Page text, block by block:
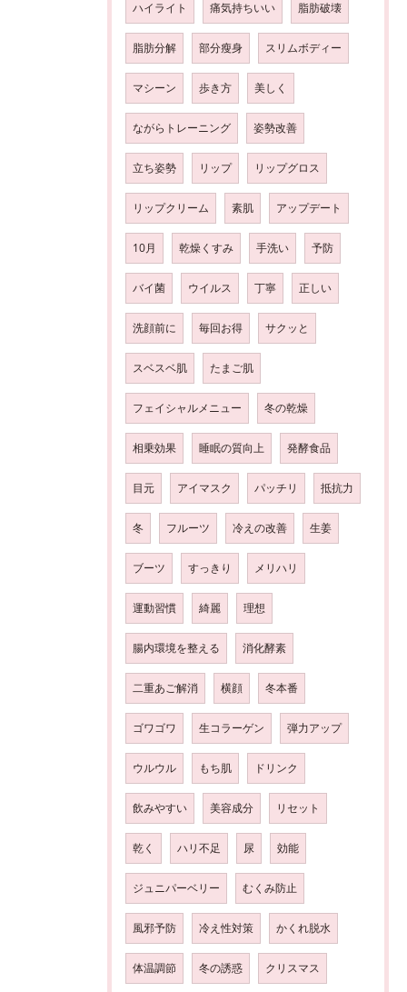
ハイライト 痛気持ちいい 脂肪破壊
脂肪分解 部分瘦身 スリムボディー
マシーン 歩き方 美しく
ながらトレーニング 姿勢改善
立ち姿勢 リップ リップグロス
リップクリーム 素肌 アップデート
10月 乾燥くすみ 手洗い 予防
バイ菌 ウイルス 丁寧 正しい
洗顔前に 毎回お得 サクッと
スベスベ肌 たまご肌
フェイシャルメニュー 冬の乾燥
相乗効果 睡眠の質向上 発酵食品
目元 アイマスク パッチリ 抵抗力
冬 フルーツ 冷えの改善 生姜
ブーツ すっきり メリハリ
運動習慣 綺麗 理想
腸内環境を整える 消化酵素
二重あご解消 横顔 冬本番
ゴワゴワ 生コラーゲン 弾力アップ
ウルウル もち肌 ドリンク
飲みやすい 美容成分 リセット
乾く ハリ不足 尿 効能
ジュニパーベリー むくみ防止
風邪予防 冷え性対策 かくれ脱水
体温調節 冬の誘惑 クリスマス